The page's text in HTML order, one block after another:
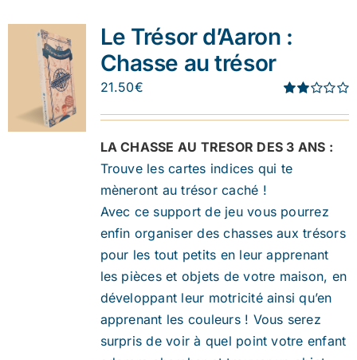
Le Trésor d’Aaron :
Chasse au trésor
1.91
21.50€
LA CHASSE AU TRESOR DES 3 ANS :
Trouve les cartes indices qui te
mèneront au trésor caché !
Avec ce support de jeu vous pourrez
enfin organiser des chasses aux trésors
pour les tout petits en leur apprenant
les pièces et objets de votre maison, en
développant leur motricité ainsi qu’en
apprenant les couleurs ! Vous serez
surpris de voir à quel point votre enfant